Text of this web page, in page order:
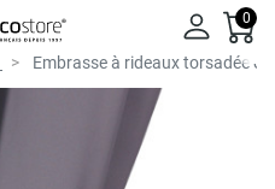
0
Embrasse à rideaux torsadée